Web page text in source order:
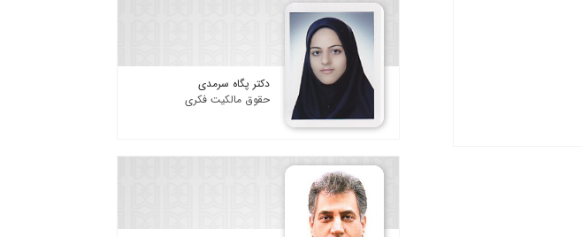
دکتر پگاه سرمدی
حقوق مالکیت فکری